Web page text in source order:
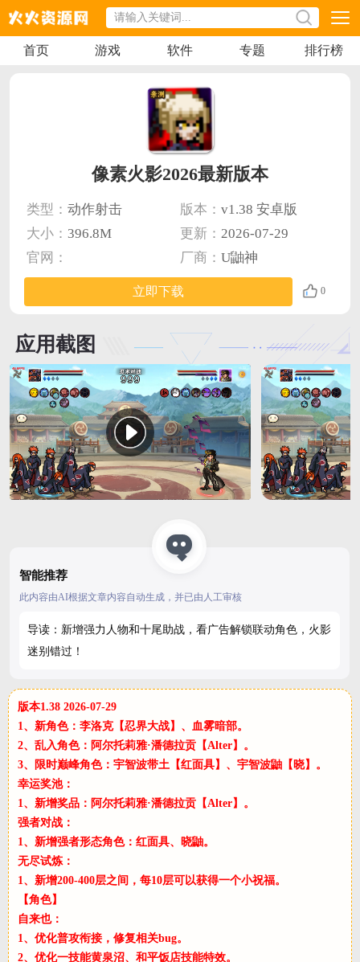
首页 游戏 软件 专题 排行榜
像素火影2026最新版本
类型： 动作射击 版本： v1.38 安卓版
大小： 396.8M 更新： 2026-07-29
官网：
厂商： U鼬神
立即下载 0
应用截图
智能推荐
此内容由AI根据文章内容自动生成，并已由人工审核
导读：新增强力人物和十尾助战，看广告解锁联动角色，火影
迷别错过！
版本1.38 2026-07-29
1、新角色：李洛克【忍界大战】、血雾暗部。
2、乱入角色：阿尔托莉雅·潘德拉贡【Alter】。
3、限时巅峰角色：宇智波带土【红面具】、宇智波鼬【晓】。
幸运奖池：
1、新增奖品：阿尔托莉雅·潘德拉贡【Alter】。
强者对战：
1、新增强者形态角色：红面具、晓鼬。
无尽试炼：
1、新增200-400层之间，每10层可以获得一个小祝福。
【角色】
自来也：
1、优化普攻衔接，修复相关bug。
2、优化一技能黄泉沼、和平饭店技能特效。